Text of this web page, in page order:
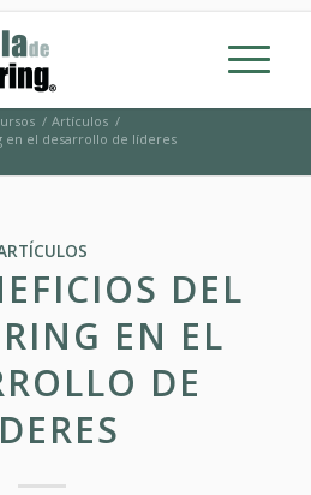
/ Artículos /
en el desarrollo de líderes
DEL
EN EL
DE